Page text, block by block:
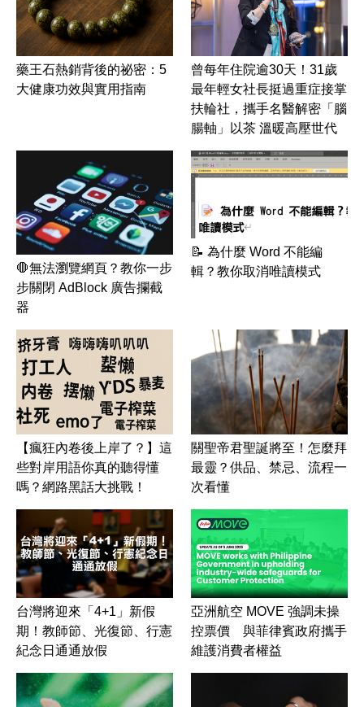
藥王石熱銷背後的祕密：5
大健康功效與實用指南
曾每年住院逾30天！31歲
最年輕女社長挺過重症接掌
扶輪社，攜手名醫解密「腦
腸軸」以茶 溫暖高壓世代
🛑無法瀏覽網頁？教你一步
步關閉 AdBlock 廣告攔截
器
📝 為什麼 Word 不能編
輯？教你取消唯讀模式
【瘋狂內卷後上岸了？】這
些對岸用語你真的聽得懂
嗎？網路黑話大挑戰！
關聖帝君聖誕將至！怎麼拜
最靈？供品、禁忌、流程一
次看懂
台灣將迎來「4+1」新假
期！教師節、光復節、行憲
紀念日通通放假
亞洲航空 MOVE 強調未操
控票價 與菲律賓政府攜手
維護消費者權益